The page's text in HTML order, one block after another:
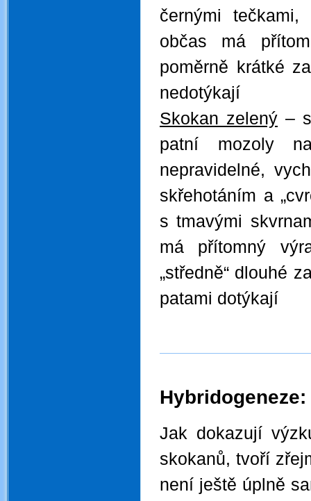
černými
občas má
poměrně krátké
nedotýkají
Skokan zelený –
patní mozoly
nepravidelné,
skřehotáním a
s tmavými
má přítomný
„středně“ dlouhé
patami dotýkají
Hybridogeneze:
Jak dokazují
skokanů, tvoří
není ještě úplně